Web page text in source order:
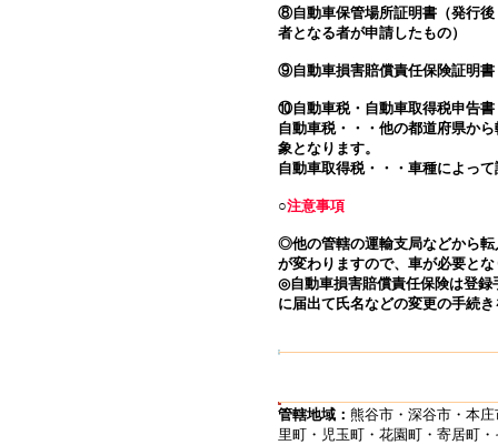
⑧自動車保管場所証明書（発行
者となる者が申請したもの）
⑨自動車損害賠償責任保険証明書
⑩自動車税・自動車取得税申告書
自動車税・・・他の都道府県か
象となります。
自動車取得税・・・車種によっ
○注意事項
◎他の管轄の運輸支局などから
が変わりますので、車が必要と
◎自動車損害賠償責任保険は登録
に届出て氏名などの変更の手続
管轄地域： 熊谷市・深谷市・本
里町・児玉町・花園町・寄居町